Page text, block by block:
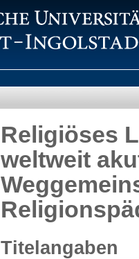
Religiöses
weltweit
Titelangaben